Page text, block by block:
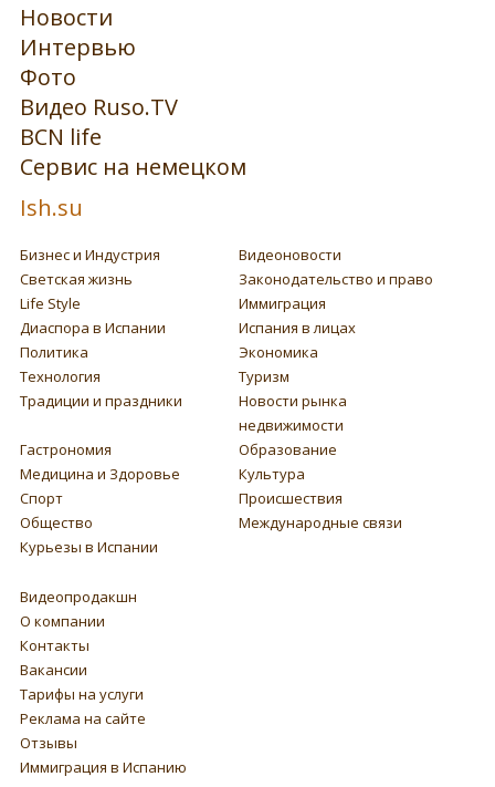
Новости
Интервью
Фото
Видео Ruso.TV
BCN life
Сервис на немецком
Ish.su
Бизнес и Индустрия
Видеоновости
Светская жизнь
Законодательство и право
Life Style
Иммиграция
Диаспора в Испании
Испания в лицах
Политика
Экономика
Технология
Туризм
Традиции и праздники
Новости рынка
недвижимости
Гастрономия
Образование
Медицина и Здоровье
Культура
Спорт
Происшествия
Общество
Международные связи
Курьезы в Испании
Видеопродакшн
О компании
Контакты
Вакансии
Тарифы на услуги
Реклама на сайте
Отзывы
Иммиграция в Испанию